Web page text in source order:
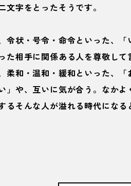
文字をとったそうです。
令状・号令・命令といった、
た相手に関係ある人を尊敬して
柔和・温和・緩和といった、
」や、互いに気が合う。なかよ
るそんな人が溢れる時代になる